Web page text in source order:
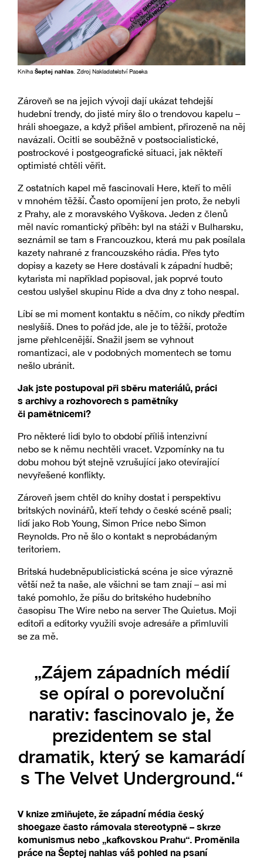
Kniha Šeptej nahlas . Zdroj Nakladatelství Paseka
Zároveň se na jejich vývoji dají ukázat tehdejší
hudební trendy, do jisté míry šlo o trendovou kapelu –
hráli shoegaze, a když přišel ambient, přirozeně na něj
navázali. Ocitli se souběžně v postsocialistické,
postrockové i postgeografické situaci, jak někteří
optimisté chtěli věřit.
Z ostatních kapel mě fascinovali Here, kteří to měli
v mnohém těžší. Často opomíjení jen proto, že nebyli
z Prahy, ale z moravského Vyškova. Jeden z členů
měl navíc romantický příběh: byl na stáži v Bulharsku,
seznámil se tam s Francouzkou, která mu pak posílala
kazety nahrané z francouzského rádia. Přes tyto
dopisy a kazety se Here dostávali k západní hudbě;
kytarista mi například popisoval, jak poprvé touto
cestou uslyšel skupinu Ride a dva dny z toho nespal.
Líbí se mi moment kontaktu s něčím, co nikdy předtím
neslyšíš. Dnes to pořád jde, ale je to těžší, protože
jsme přehlcenější. Snažil jsem se vyhnout
romantizaci, ale v podobných momentech se tomu
nešlo ubránit.
Jak jste postupoval při sběru materiálů, práci
s archivy a rozhovorech s pamětníky
či pamětnicemi?
Pro některé lidi bylo to období příliš intenzivní
nebo se k němu nechtěli vracet. Vzpomínky na tu
dobu mohou být stejně vzrušující jako otevírající
nevyřešené konflikty.
Zároveň jsem chtěl do knihy dostat i perspektivu
britských novinářů, kteří tehdy o české scéně psali;
lidí jako Rob Young, Simon Price nebo Simon
Reynolds. Pro ně šlo o kontakt s neprobádaným
teritoriem.
Britská hudebněpublicistická scéna je sice výrazně
větší než ta naše, ale všichni se tam znají – asi mi
také pomohlo, že píšu do britského hudebního
časopisu The Wire nebo na server The Quietus. Moji
editoři a editorky využili svoje adresáře a přimluvili
se za mě.
„Zájem západních médií
se opíral o porevoluční
narativ: fascinovalo je, že
prezidentem se stal
dramatik, který se kamarádí
s The Velvet Underground.“
V knize zmiňujete, že západní média český
shoegaze často rámovala stereotypně – skrze
komunismus nebo „kafkovskou Prahu“. Proměnila
práce na Šeptej nahlas váš pohled na psaní